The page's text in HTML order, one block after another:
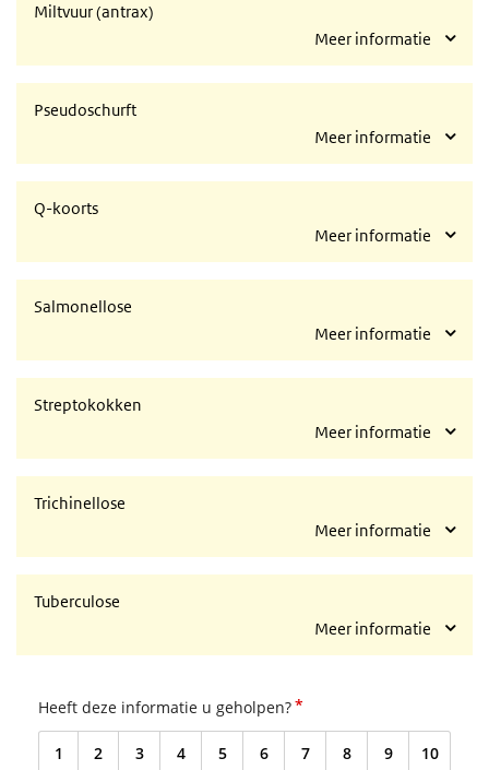
Miltvuur (antrax)
Meer informatie
Pseudoschurft
Meer informatie
Q-koorts
Meer informatie
Salmonellose
Meer informatie
Streptokokken
Meer informatie
Trichinellose
Meer informatie
Tuberculose
Meer informatie
Heeft deze informatie u geholpen?*
1 2 3 4 5 6 7 8 9 10